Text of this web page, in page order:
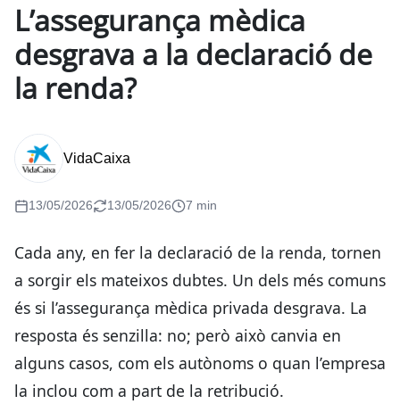
L’assegurança mèdica
desgrava a la declaració de
la renda?
VidaCaixa
13/05/2026 13/05/2026 7 min
Cada any, en fer la declaració de la renda, tornen
a sorgir els mateixos dubtes. Un dels més comuns
és si l’assegurança mèdica privada desgrava. La
resposta és senzilla: no; però això canvia en
alguns casos, com els autònoms o quan l’empresa
la inclou com a part de la retribució.